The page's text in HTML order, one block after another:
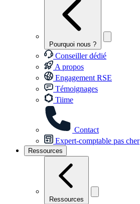
Pourquoi nous ?
Conseiller dédié
A propos
Engagement RSE
Témoignages
Tiime
Contact
Expert-comptable pas cher
Ressources
Ressources